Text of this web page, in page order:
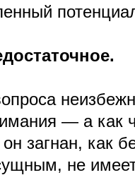
— а как
загнан, как
не